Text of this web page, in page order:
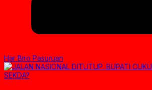
Har Biro Pasuruan